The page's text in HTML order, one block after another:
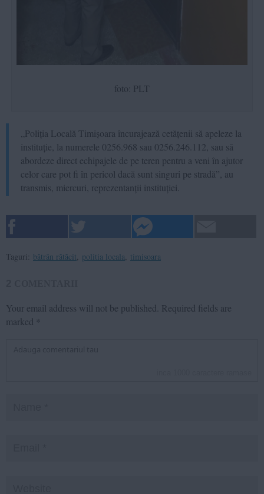
foto: PLT
„Poliția Locală Timișoara încurajează cetățenii să apeleze la
instituție, la numerele 0256.968 sau 0256.246.112, sau să
abordeze direct echipajele de pe teren pentru a veni în ajutor
celor care pot fi în pericol dacă sunt singuri pe stradă”, au
transmis, miercuri, reprezentanții instituției.
Taguri: bătrân rătăcit, politia locala, timisoara
Your email address will not be published. Required fields are
marked *